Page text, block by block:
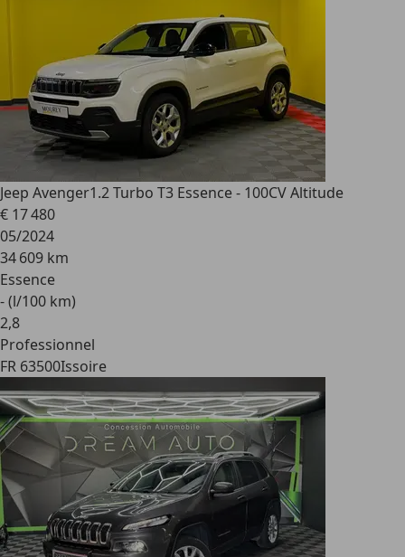
Jeep Avenger1.2 Turbo T3 Essence - 100CV Altitude
€ 17 480
05/2024
34 609 km
Essence
- (l/100 km)
2,8
Professionnel
FR 63500Issoire